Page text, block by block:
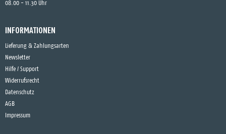
08.00 - 11.30 Uhr
INFORMATIONEN
Lieferung & Zahlungsarten
Newsletter
Hilfe / Support
Widerrufsrecht
Datenschutz
AGB
Impressum